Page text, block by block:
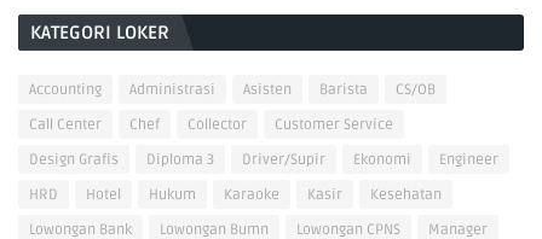
KATEGORI LOKER
Accounting Administrasi Asisten Barista
CS/OB
Call Center
Chef Collector
Customer Service
Design Grafis
Diploma 3 Driver/Supir Ekonomi
Engineer
HRD
Hotel Hukum Karaoke Kasir
Kesehatan
Lowongan Bank
Lowongan Bumn Lowongan CPNS
Manager